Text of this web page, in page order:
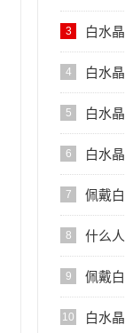
水摆
3 白水
不要犯
4 白水
功效
5 白水
水晶
6 白水
项链
7 佩戴
晶的
8 什么
白水
9 佩戴
的禁忌
10 白水